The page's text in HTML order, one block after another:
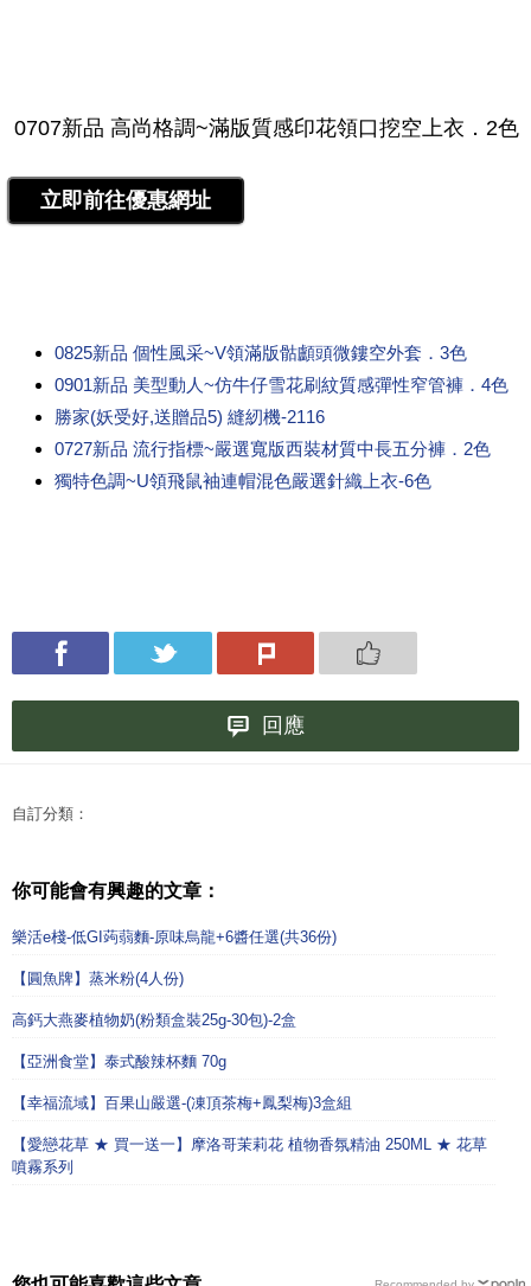
0825新品 個性風采~V領滿版骷顱頭微鏤空外套．3色
0901新品 美型動人~仿牛仔雪花刷紋質感彈性窄管褲．4色
勝家(妖受好,送贈品5) 縫紉機-2116
0727新品 流行指標~嚴選寬版西裝材質中長五分褲．2色
獨特色調~U領飛鼠袖連帽混色嚴選針織上衣-6色
回應
自訂分類：
你可能會有興趣的文章：
樂活e棧-低GI蒟蒻麵-原味烏龍+6醬任選(共36份)
【圓魚牌】蒸米粉(4人份)
高鈣大燕麥植物奶(粉類盒裝25g-30包)-2盒
【亞洲食堂】泰式酸辣杯麵 70g
【幸福流域】百果山嚴選-(凍頂茶梅+鳳梨梅)3盒組
【愛戀花草 ★ 買一送一】摩洛哥茉莉花 植物香氛精油 250ML ★ 花草
噴霧系列